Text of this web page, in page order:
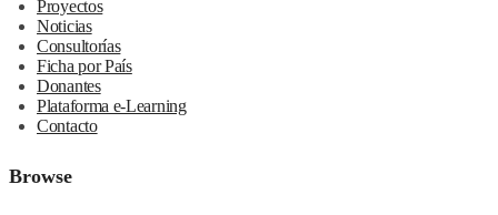
Proyectos
Noticias
Consultorías
Ficha por País
Donantes
Plataforma e-Learning
Contacto
Browse